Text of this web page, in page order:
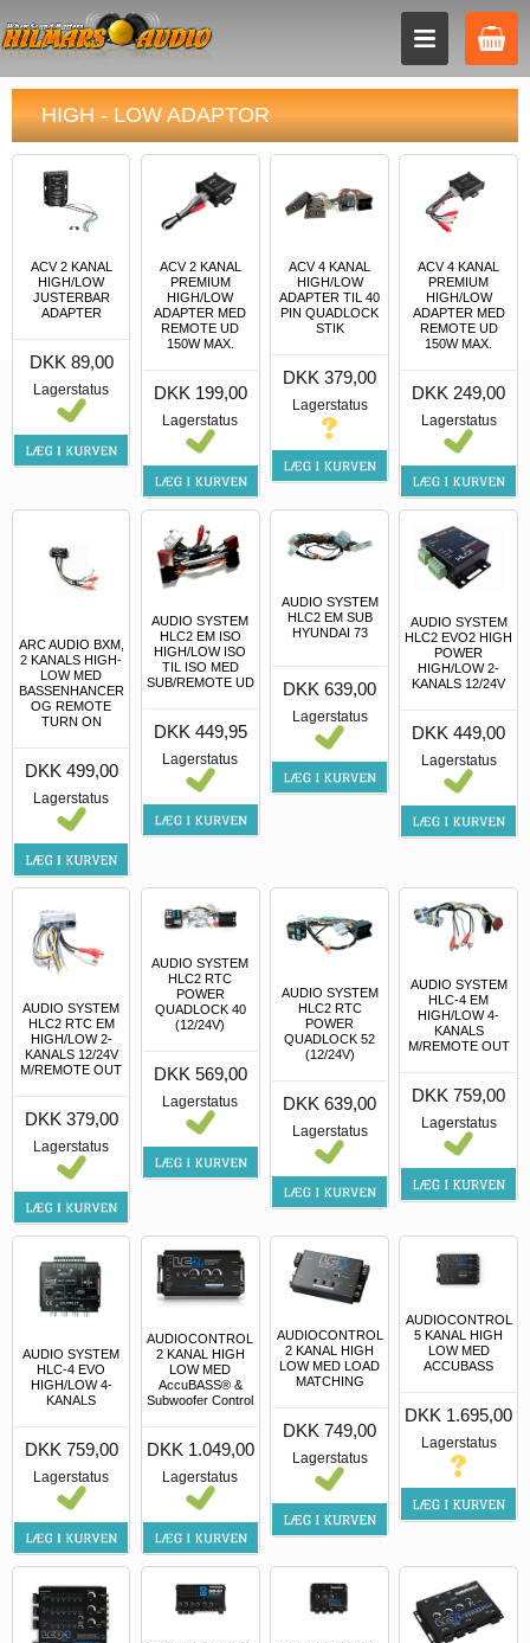
HIGH - LOW ADAPTOR
ACV 2 KANAL
HIGH/LOW
JUSTERBAR
ADAPTER
DKK 89,00
Lagerstatus
ACV 2 KANAL
PREMIUM
HIGH/LOW
ADAPTER MED
REMOTE UD
150W MAX.
DKK 199,00
Lagerstatus
ACV 4 KANAL
HIGH/LOW
ADAPTER TIL 40
PIN QUADLOCK
STIK
DKK 379,00
Lagerstatus
ACV 4 KANAL
PREMIUM
HIGH/LOW
ADAPTER MED
REMOTE UD
150W MAX.
DKK 249,00
Lagerstatus
ARC AUDIO BXM,
2 KANALS HIGH-
LOW MED
BASSENHANCER
OG REMOTE
TURN ON
DKK 499,00
Lagerstatus
AUDIO SYSTEM
HLC2 EM ISO
HIGH/LOW ISO
TIL ISO MED
SUB/REMOTE UD
DKK 449,95
Lagerstatus
AUDIO SYSTEM
HLC2 EM SUB
HYUNDAI 73
DKK 639,00
Lagerstatus
AUDIO SYSTEM
HLC2 EVO2 HIGH
POWER
HIGH/LOW 2-
KANALS 12/24V
DKK 449,00
Lagerstatus
AUDIO SYSTEM
HLC2 RTC EM
HIGH/LOW 2-
KANALS 12/24V
M/REMOTE OUT
DKK 379,00
Lagerstatus
AUDIO SYSTEM
HLC2 RTC
POWER
QUADLOCK 40
(12/24V)
DKK 569,00
Lagerstatus
AUDIO SYSTEM
HLC2 RTC
POWER
QUADLOCK 52
(12/24V)
DKK 639,00
Lagerstatus
AUDIO SYSTEM
HLC-4 EM
HIGH/LOW 4-
KANALS
M/REMOTE OUT
DKK 759,00
Lagerstatus
AUDIO SYSTEM
HLC-4 EVO
HIGH/LOW 4-
KANALS
DKK 759,00
Lagerstatus
AUDIOCONTROL
2 KANAL HIGH
LOW MED
AccuBASS® &
Subwoofer Control
DKK 1.049,00
Lagerstatus
AUDIOCONTROL
2 KANAL HIGH
LOW MED LOAD
MATCHING
DKK 749,00
Lagerstatus
AUDIOCONTROL
5 KANAL HIGH
LOW MED
ACCUBASS
DKK 1.695,00
Lagerstatus